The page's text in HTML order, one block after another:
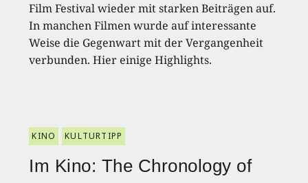
Film Festival wieder mit starken Beiträgen auf.
In manchen Filmen wurde auf interessante
Weise die Gegenwart mit der Vergangenheit
verbunden. Hier einige Highlights.
KINO KULTURTIPP
Im Kino: The Chronology of